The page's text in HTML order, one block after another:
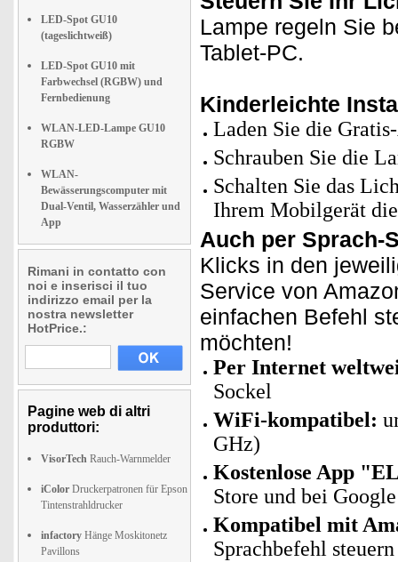
LED-Spot GU10
(tageslichtweiß)
LED-Spot GU10 mit
Farbwechsel (RGBW) und
Fernbedienung
WLAN-LED-Lampe GU10
RGBW
WLAN-
Bewässerungscomputer mit
Dual-Ventil, Wasserzähler und
App
Rimani in contatto con
noi e inserisci il tuo
indirizzo email per la
nostra newsletter
HotPrice.:
Pagine web di altri
produttori:
VisorTech Rauch-Warnmelder
iColor Druckerpatronen für Epson
Tintenstrahldrucker
infactory Hänge Moskitonetz
Pavillons
Lampe regeln Sie
Tablet-PC.
Kinderleichte
Laden Sie die
Schrauben Sie die
Schalten Sie das
Ihrem Mobilgerät
Auch per Sprach-
Klicks in den
Service von
einfachen Befehl
möchten!
Per Internet
Sockel
WiFi-kompatibel:
GHz)
Kostenlose App
Store und bei
Kompatibel mit
Sprachbefehl steuern